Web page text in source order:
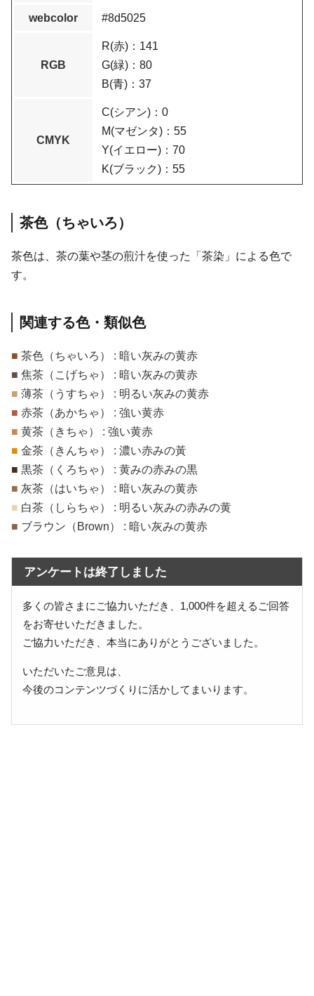
webcolor #8d5025
RGB
R(赤)：141
G(緑)：80
B(青)：37
CMYK
C(シアン)：0
M(マゼンタ)：55
Y(イエロー)：70
K(ブラック)：55
茶色（ちゃいろ）
茶色は、茶の葉や茎の煎汁を使った「茶染」による色で
す。
関連する色・類似色
■ 茶色（ちゃいろ） : 暗い灰みの黄赤
■ 焦茶（こげちゃ） : 暗い灰みの黄赤
■ 薄茶（うすちゃ） : 明るい灰みの黄赤
■ 赤茶（あかちゃ） : 強い黄赤
■ 黄茶（きちゃ） : 強い黄赤
■ 金茶（きんちゃ） : 濃い赤みの黃
■ 黒茶（くろちゃ） : 黄みの赤みの黒
■ 灰茶（はいちゃ） : 暗い灰みの黄赤
■ 白茶（しらちゃ） : 明るい灰みの赤みの黄
■ ブラウン（Brown） : 暗い灰みの黄赤
アンケートは終了しました
多くの皆さまにご協力いただき、1,000件を超えるご回答
をお寄せいただきました。
ご協力いただき、本当にありがとうございました。
いただいたご意見は、
今後のコンテンツづくりに活かしてまいります。